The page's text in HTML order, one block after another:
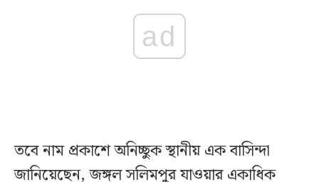
ad
তবে নাম প্রকাশে অনিচ্ছুক স্থানীয় এক বাসিন্দা
জানিয়েছেন, জঙ্গল সলিমপুর যাওয়ার একাধিক